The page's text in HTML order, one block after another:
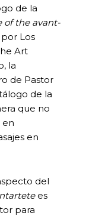
de la
of the avant-
Los
Art
la
de Pastor
de la
que no
en
en
del
es
para